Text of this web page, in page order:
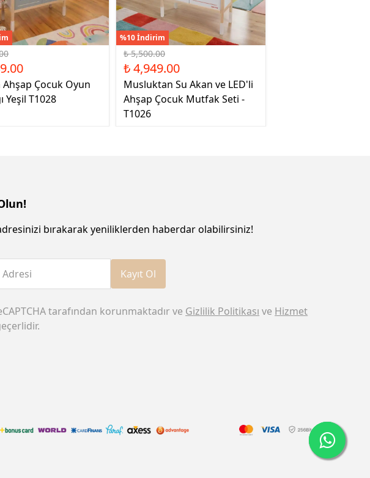
Ahşap Çocuk Oyun
Yeşil T1028
%10 İndirim
₺ 5,500.00
₺ 4,949.00
Musluktan Su Akan ve LED'li
Ahşap Çocuk Mutfak Seti -
T1026
bırakarak yeniliklerden haberdar olabilirsiniz!
Adresi Kayıt Ol
tarafından korunmaktadır ve Gizlilik Politikası ve Hizmet